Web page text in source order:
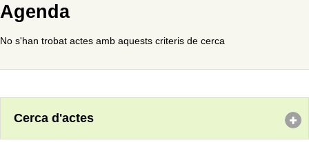
Agenda
No s'han trobat actes amb aquests criteris de cerca
Cerca d'actes